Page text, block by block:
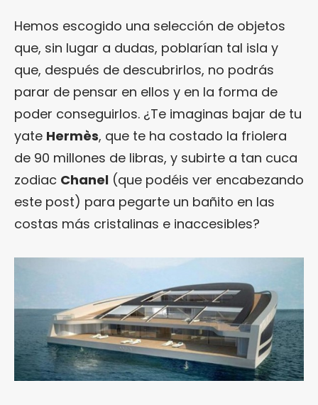
Hemos escogido una selección de objetos
que, sin lugar a dudas, poblarían tal isla y
que, después de descubrirlos, no podrás
parar de pensar en ellos y en la forma de
poder conseguirlos. ¿Te imaginas bajar de tu
yate Hermès, que te ha costado la friolera
de 90 millones de libras, y subirte a tan cuca
zodiac Chanel (que podéis ver encabezando
este post) para pegarte un bañito en las
costas más cristalinas e inaccesibles?